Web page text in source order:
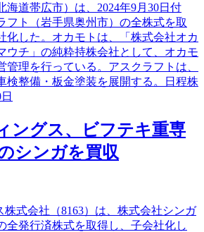
海道帯広市）は、2024年9月30日付
フト（岩手県奥州市）の全株式を取
化した。オカモトは、「株式会社オカ
ウチ」の純粋持株会社として、オカモ
管理を行っている。アスクラフトは、
検整備・板金塗装を展開する。日程株
ングス、ビフテキ重専
シンガを買収
株式会社（8163）は、株式会社シンガ
全発行済株式を取得し、子会社化し